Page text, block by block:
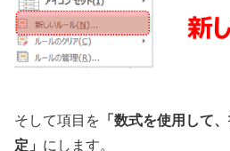
そして項目を 「数式を使用して
定」 にします。